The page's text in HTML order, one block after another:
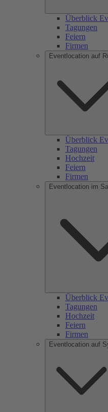
Überblick
Tagungen
Feiern
Firmen
Eventlocation auf
Überblick
Tagungen
Hochzeit
Feiern
Firmen
Eventlocation im
Überblick
Tagungen
Hochzeit
Feiern
Firmen
Eventlocation auf